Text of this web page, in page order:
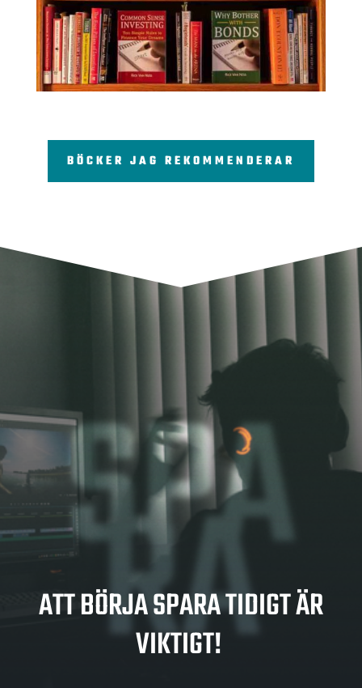
BÖCKER JAG REKOMMENDERAR
SPA
RA
ATT BÖRJA SPARA TIDIGT ÄR
VIKTIGT!